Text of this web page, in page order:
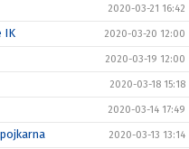
2020-03-21 16:42
IK 2020-03-20 12:00
2020-03-19 12:00
2020-03-18 15:18
2020-03-14 17:49
2020-03-13 13:14